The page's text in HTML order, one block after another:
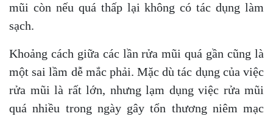
mũi còn nếu quá thấp lại không có tác dụng làm
sạch.
Khoảng cách giữa các lần rửa mũi quá gần cũng là
một sai lầm dễ mắc phải. Mặc dù tác dụng của việc
rửa mũi là rất lớn, nhưng lạm dụng việc rửa mũi
quá nhiều trong ngày gây tổn thương niêm mạc